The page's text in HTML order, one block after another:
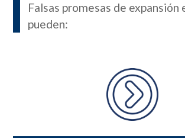
Falsas promesas de expansión
pueden: